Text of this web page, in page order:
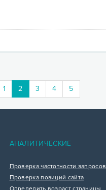
1 2 (current)
3 4 5
АНАЛИТИЧЕСКИЕ
Проверка частотности запросов
Проверка позиций сайта